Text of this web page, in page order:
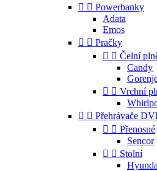
  Powerbanky
Adata
Emos
  Pračky
  Čelní
Candy
  Vrchní
  Přehrávače
  Přenosné
Sencor
  Stolní